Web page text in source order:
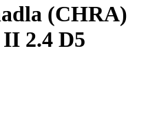
(CHRA)
2.4 D5